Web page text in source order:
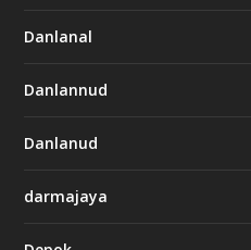
Danlanal
Danlannud
Danlanud
darmajaya